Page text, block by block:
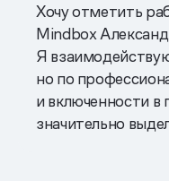
Хочу отметить
Mindbox
Я
но по
и включенности
значительно